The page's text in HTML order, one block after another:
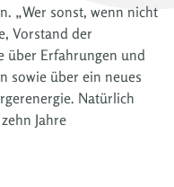
„Wer sonst, wenn nicht
Vorstand der
über Erfahrungen und
sowie über ein neues
Natürlich
Jahre